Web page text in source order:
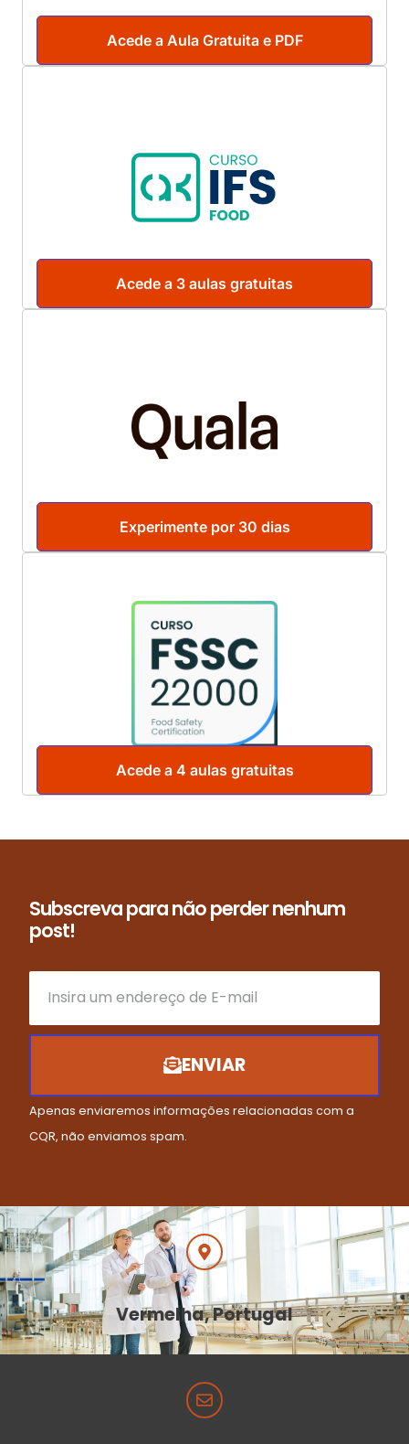
Acede a Aula Gratuita e PDF
Acede a 3 aulas gratuitas
Experimente por 30 dias
Acede a 4 aulas gratuitas
Subscreva para não perder nenhum
post!
ENVIAR
Apenas enviaremos informações relacionadas com a
CQR, não enviamos spam.
Vermelha, Portugal